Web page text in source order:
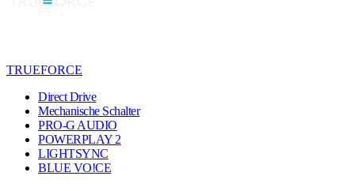
TRUEFORCE
Direct Drive
Mechanische Schalter
PRO-G AUDIO
POWERPLAY 2
LIGHTSYNC
BLUE VO!CE